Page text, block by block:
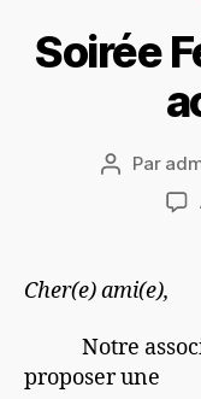
Soirée
Par
Cher(e) ami(e),
Notre
proposer une